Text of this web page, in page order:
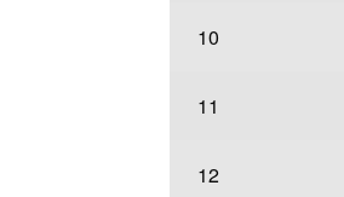
10
11
12